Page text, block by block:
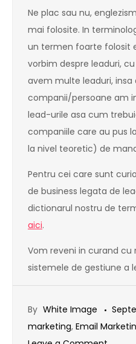
Ne plac sau nu,
mai folosite. In
un termen foarte folosit
vorbim despre leaduri,
avem multe leaduri, insa
companii/persoane am
lead-urile asa cum
companiile care au pus
la nivel teoretic) de
Pentru cei care sunt
de business legata de
dictionarul nostru de
aici.
Vom reveni in curand
sistemele de gestiune a
By White Image
marketing, Email